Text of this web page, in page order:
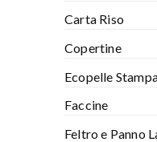
Carta Riso
Copertine
Ecopelle
Faccine
Feltro e Panno